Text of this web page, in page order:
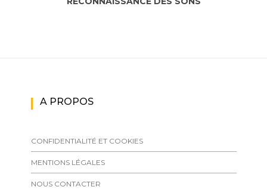
A PROPOS
CONFIDENTIALITÉ ET COOKIES
MENTIONS LÉGALES
NOUS CONTACTER